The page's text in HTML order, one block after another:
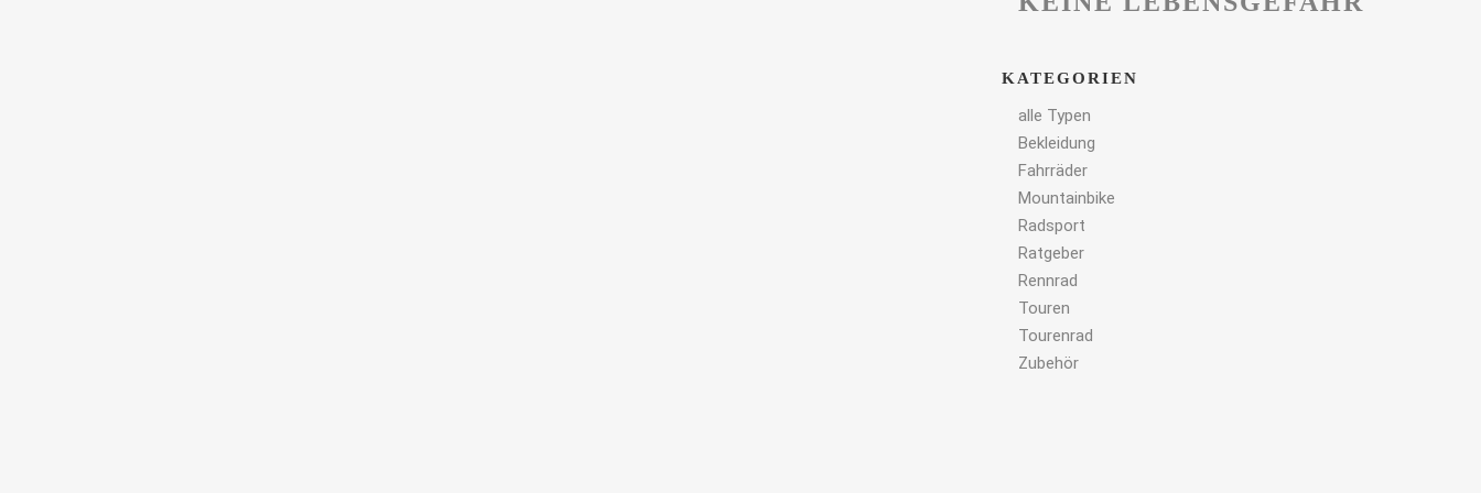
KATEGORIEN
alle Typen
Bekleidung
Fahrräder
Mountainbike
Radsport
Ratgeber
Rennrad
Touren
Tourenrad
Zubehör